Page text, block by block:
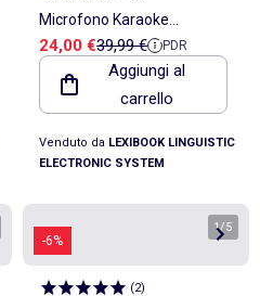
Microfono Karaoke
Bluetooth® miracoloso con
altoparlante, luci e funzione
di cambio voce
Prezzo di vendita
24,00 €Prezzo di riferimento
39,99 € PDR
Aggiungi al
carrello
Venduto da LEXIBOOK LINGUISTIC
ELECTRONIC SYSTEM
-6%
1/5
(2)